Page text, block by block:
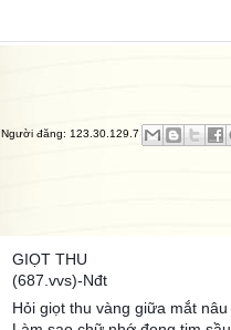
Người đăng: 123.30.129.7
GIỌT THU
(687.vvs)-Nđt
Hỏi giọt thu vàng giữa mắt nâu